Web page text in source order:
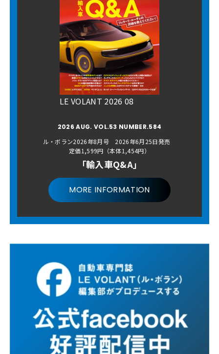
LE VOLANT 2026 08
2026 AUG. VOL.53 NUMBER.584
ル・ボラン2026年8月号 2026年6月25日発売
定価1,599円（本体1,454円）
「輸入車Q&A」
MORE INFORMATION